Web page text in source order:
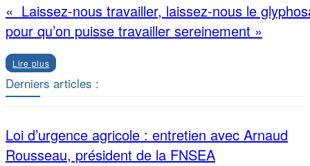
« Laissez-nous travailler, laissez-nous le
pour qu’on puisse travailler sereinement »
Lire plus
Derniers articles :
Loi d’urgence agricole : entretien avec Arnaud
Rousseau, président de la FNSEA